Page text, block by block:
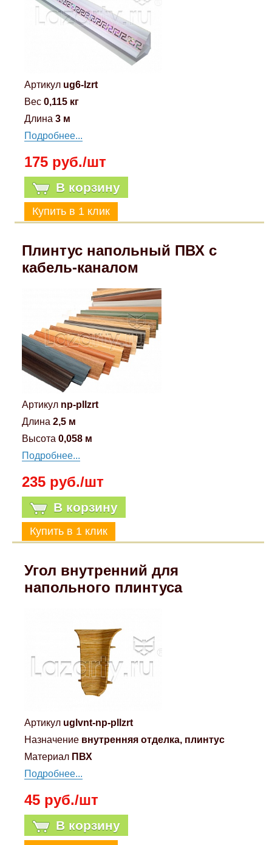
Артикул ug6-lzrt
Вес 0,115 кг
Длина 3 м
Подробнее...
175 руб./шт
В корзину
Плинтус напольный ПВХ с
кабель-каналом
Артикул np-pllzrt
Длина 2,5 м
Высота 0,058 м
Подробнее...
235 руб./шт
В корзину
Угол внутренний для
напольного плинтуса
Артикул uglvnt-np-pllzrt
Назначение внутренняя отделка, плинтус
Материал ПВХ
Подробнее...
45 руб./шт
В корзину